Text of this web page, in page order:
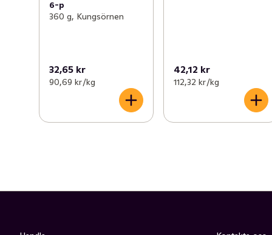
6-p
360 g, Kungsörnen
32,65 kr
90,69 kr /kg
42,12 kr
112,32 kr /kg